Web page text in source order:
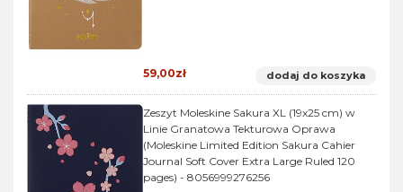
59,00zł dodaj do koszyka
Zeszyt Moleskine Sakura XL (19x25 cm) w
Linie Granatowa Tekturowa Oprawa
(Moleskine Limited Edition Sakura Cahier
Journal Soft Cover Extra Large Ruled 120
pages) - 8056999276256